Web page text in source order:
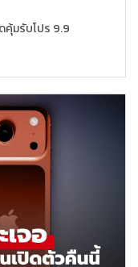
คุ้มรับโปร 9.9